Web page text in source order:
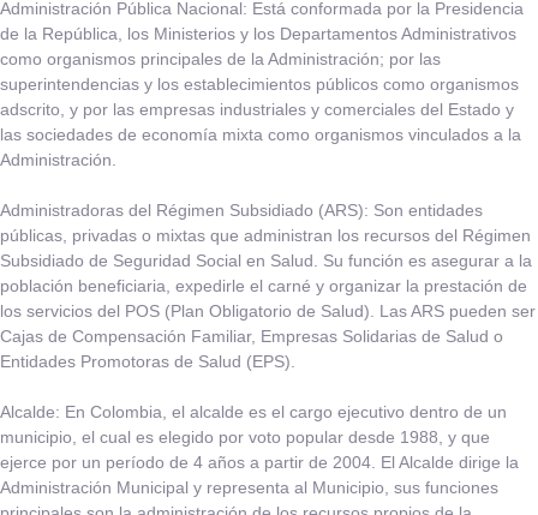
Administración Pública Nacional: ​Está conformada por la Presidencia
de la República, los Ministerios y los Departamentos Administrativos
como organismos principales de la Administración; por las
superintendencias y los establecimientos públicos como organismos
adscrito, y por las empresas industriales y comerciales del Estado y
las sociedades de economía mixta como organismos vinculados a la
Administración.​
Administradoras del Régimen Subsidiado (ARS): ​Son entidades
públicas, privadas o mixtas que administran los recursos del Régimen
Subsidiado de Seguridad Social en Salud. Su función es asegurar a la
población beneficiaria, expedirle el carné y organizar la prestación de
los servicios del POS (Plan Obligatorio de Salud). Las ARS pueden ser
Cajas de Compensación Familiar, Empresas Solidarias de Salud o
Entidades Promotoras de Salud (EPS).
Alcalde: ​En Colombia, el alcalde es el cargo ejecutivo dentro de un
municipio, el cual es elegido por voto popular desde 1988, y que
ejerce por un período de 4 años a partir de 2004. El Alcalde dirige la
Administración Municipal y representa al Municipio, sus funciones